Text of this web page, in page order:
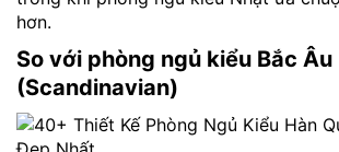
hơn.
So với phòng ngủ kiểu Bắc Âu
(Scandinavian)